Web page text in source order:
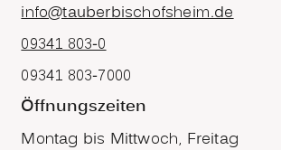
info@tauberbischofsheim.de
09341 803-0
09341 803-7000
Öffnungszeiten
Montag bis Mittwoch, Freitag